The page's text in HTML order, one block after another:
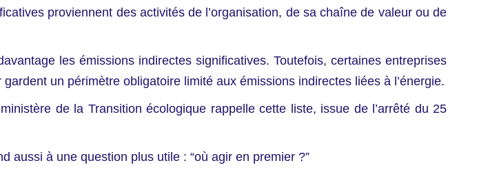
proviennent des activités de l’organisation, de sa chaîne de valeur ou de
les émissions indirectes significatives. Toutefois, certaines entreprises
un périmètre obligatoire limité aux émissions indirectes liées à l’énergie.
de la Transition écologique rappelle cette liste, issue de l’arrêté du 25
aussi à une question plus utile : “où agir en premier ?”